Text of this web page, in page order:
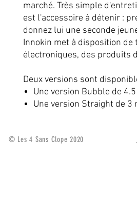
marché. Très simple
est l'accessoire à détenir :
donnez lui une seconde
Innokin met à disposition
électroniques, des produits
Deux versions sont
Une version Bubble de
Une version Straight de 3
© Les 4 Sans Clope 2020